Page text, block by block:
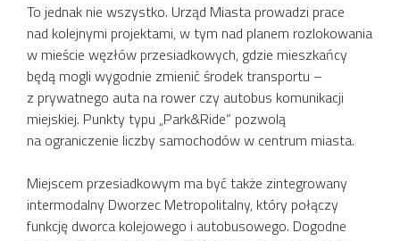
To jednak nie wszystko. Urząd Miasta prowadzi prace
nad kolejnymi projektami, w tym nad planem rozlokowania
w mieście węzłów przesiadkowych, gdzie mieszkańcy
będą mogli wygodnie zmienić środek transportu –
z prywatnego auta na rower czy autobus komunikacji
miejskiej. Punkty typu „Park&Ride” pozwolą
na ograniczenie liczby samochodów w centrum miasta.
Miejscem przesiadkowym ma być także zintegrowany
intermodalny Dworzec Metropolitalny, który połączy
funkcję dworca kolejowego i autobusowego. Dogodne